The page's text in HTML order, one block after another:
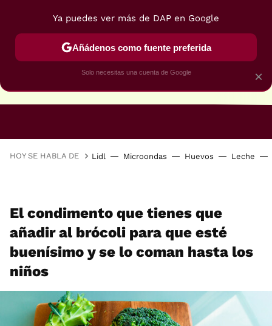
HOY SE HABLA DE Lidl Microondas Huevos Leche
El condimento que tienes que
añadir al brócoli para que esté
buenísimo y se lo coman hasta los
niños
×
Ya puedes ver más de DAP en Google
Añádenos como fuente preferida
Solo necesitas una cuenta de Google